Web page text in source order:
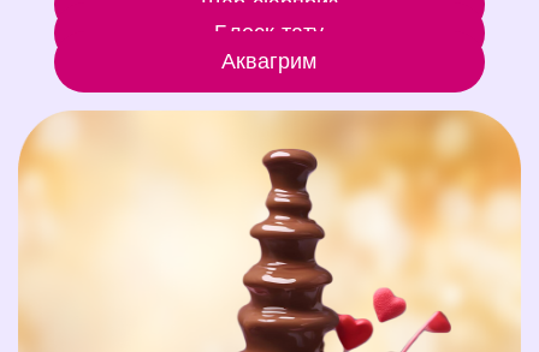
Блеск-тату
Аквагрим